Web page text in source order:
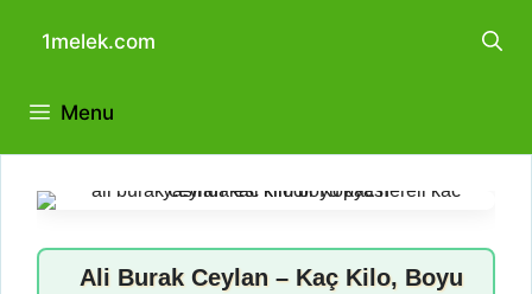
1melek.com
Menu
Ali Burak Ceylan – Kaç Kilo, Boyu